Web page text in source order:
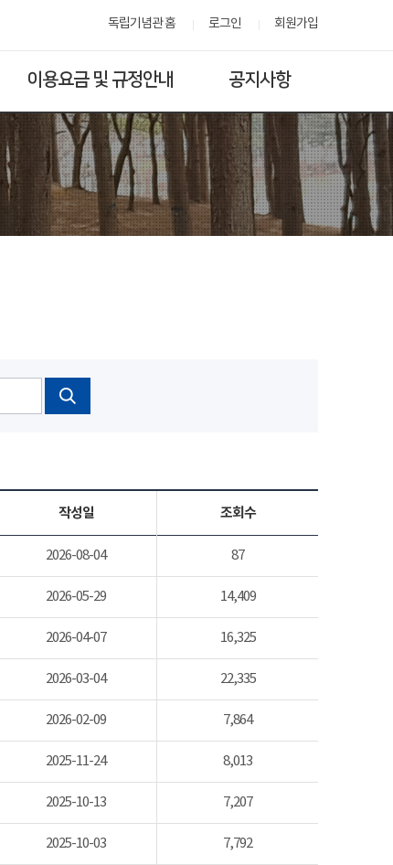
독립기념관 홈 로그인 회원가입
이용요금 및 규정안내 공지사항
작성일 조회수
2026-08-04 87
2026-05-29 14,409
2026-04-07 16,325
2026-03-04 22,335
2026-02-09 7,864
2025-11-24 8,013
2025-10-13 7,207
2025-10-03 7,792